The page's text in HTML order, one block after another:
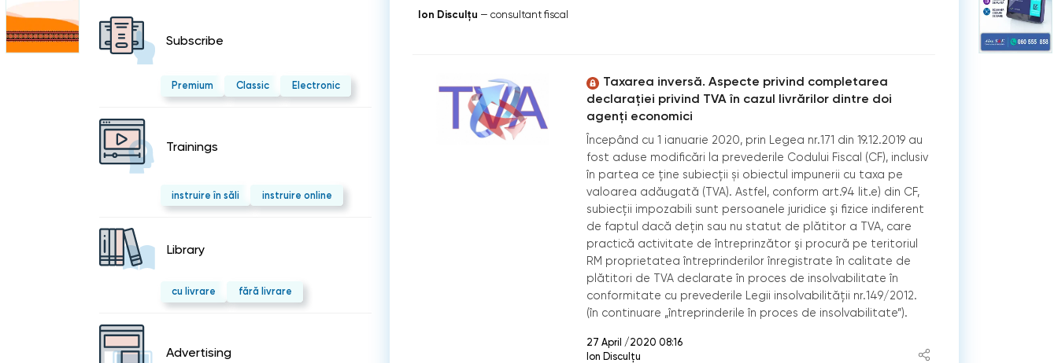
Subscribe
Premium Classic Electronic
Trainings
instruire în săli instruire online
Library
cu livrare fără livrare
Advertising
Ion Disculțu — consultant fiscal
Taxarea inversă. Aspecte privind completarea
declarației privind TVA în cazul livrărilor dintre doi
agenți economici
Începând cu 1 ianuarie 2020, prin Legea nr.171 din 19.12.2019 au
fost aduse modificări la prevederile Codului Fiscal (CF), inclusiv
în partea ce ține subiecții și obiectul impunerii cu taxa pe
valoarea adăugată (TVA). Astfel, conform art.94 lit.e) din CF,
subiecții impozabili sunt persoanele juridice şi fizice indiferent
de faptul dacă dețin sau nu statut de plătitor a TVA, care
practică activitate de întreprinzător şi procură pe teritoriul
RM proprietatea întreprinderilor înregistrate în calitate de
plătitori de TVA declarate în proces de insolvabilitate în
conformitate cu prevederile Legii insolvabilităţii nr.149/2012.
(în continuare „întreprinderile în proces de insolvabilitate”).
27 April /2020 08:16
Ion Disculțu